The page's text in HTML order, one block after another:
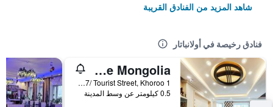
شاهد المزيد من الفنادق القريبة
فنادق رخيصة في أولانباتار
Top Tour & Guesthouse Mongolia
Building 35-10 Apartment, Entrance Do 1, /Door Code:467/ Tourist Street, Khoroo 1, أولانباتار, منغوليا
0.5 كيلومتر عن وسط المدينة